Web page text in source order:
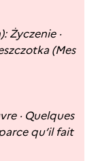
Życzenie ·
(Mes
· Quelques
qu’il fait